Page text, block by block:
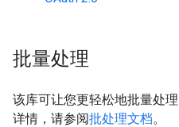
批量处理
该库可让您更轻松地批量处
详情，请参阅批处理文档。